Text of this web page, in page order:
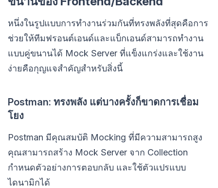
หนึ่งในรูปแบบการทำงานร่วมกันที่ทรงพลังที่สุดคือการ
ช่วยให้ทีมฟรอนต์เอนด์และแบ็กเอนด์สามารถทำงาน
แบบคู่ขนานได้ Mock Server ที่แข็งแกร่งและใช้งาน
ง่ายคือกุญแจสำคัญสำหรับสิ่งนี้
Postman: ทรงพลัง แต่บางครั้งก็ขาดการเชื่อม
โยง
Postman มีคุณสมบัติ Mocking ที่มีความสามารถสูง
คุณสามารถสร้าง Mock Server จาก Collection
กำหนดตัวอย่างการตอบกลับ และใช้ตัวแปรแบบ
ไดนามิกได้